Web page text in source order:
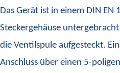
Das Gerät ist in einem DIN EN
Steckergehäuse
die Ventilspule aufgesteckt.
Anschluss über einen 5-